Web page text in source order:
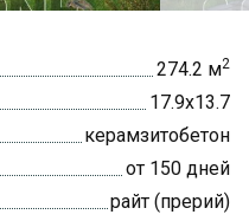
274.2 м2
17.9х13.7
керамзитобетон
от 150 дней
райт (прерий)